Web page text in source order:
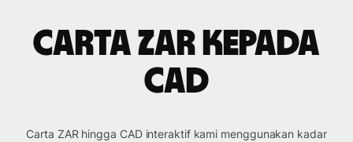
Carta ZAR kepada
CAD
Carta ZAR hingga CAD interaktif kami menggunakan kadar